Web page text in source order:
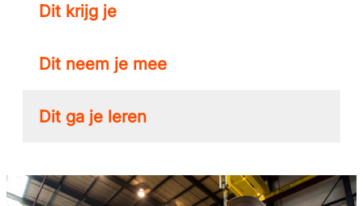
Dit krijg je
Dit neem je mee
Dit ga je leren